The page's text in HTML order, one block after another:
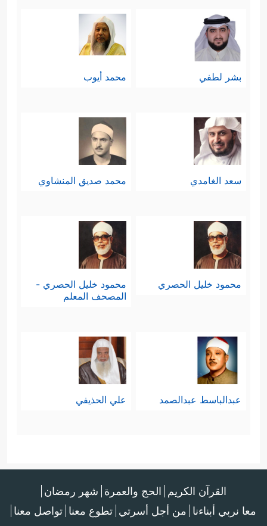
بشر لطفي محمد أيوب
سعد الغامدي محمد صديق المنشاوي
محمود خليل الحصري
محمود خليل الحصري -
المصحف المعلم
عبدالباسط عبدالصمد علي الحذيفي
القرآن الكريم الحج والعمرة شهر رمضان
معا نربي أبناءنا من أجل أسرتي تطوع معنا تواصل معنا